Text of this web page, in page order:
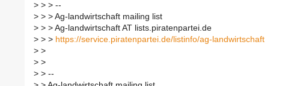
> > > --
> > > Ag-landwirtschaft mailing list
> > > Ag-landwirtschaft AT lists.piratenpartei.de
> > > https://service.piratenpartei.de/listinfo/ag-landwirtschaft
> >
> >
> > --